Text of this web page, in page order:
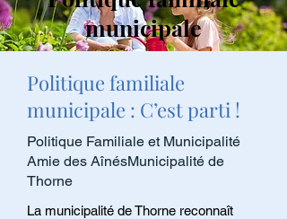
municipale
Politique familiale
municipale : C’est parti !
Politique Familiale et Municipalité
Amie des AînésMunicipalité de
Thorne
La municipalité de Thorne reconnaît